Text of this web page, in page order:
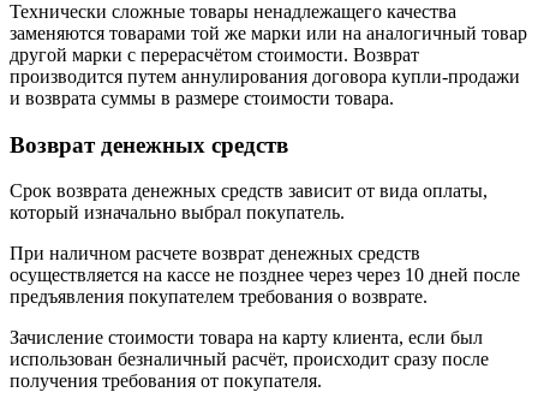
Технически сложные товары ненадлежащего качества
заменяются товарами той же марки или на аналогичный товар
другой марки с перерасчётом стоимости. Возврат
производится путем аннулирования договора купли-продажи
и возврата суммы в размере стоимости товара.
Возврат денежных средств
Срок возврата денежных средств зависит от вида оплаты,
который изначально выбрал покупатель.
При наличном расчете возврат денежных средств
осуществляется на кассе не позднее через через 10 дней после
предъявления покупателем требования о возврате.
Зачисление стоимости товара на карту клиента, если был
использован безналичный расчёт, происходит сразу после
получения требования от покупателя.